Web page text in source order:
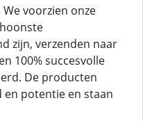
voorzien onze
zijn, verzenden naar
100% succesvolle
De producten
potentie en staan